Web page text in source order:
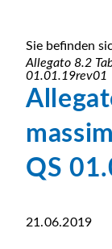
Sie befinden
Allegato 8.2
01.01.19rev01
QS
21.06.2019